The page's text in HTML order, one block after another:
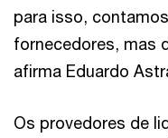
para isso,
fornecedores, mas
afirma Eduardo
Os provedores de